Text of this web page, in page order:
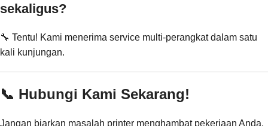
sekaligus?
🔧 Tentu! Kami menerima service multi-perangkat dalam satu
kali kunjungan.
📞 Hubungi Kami Sekarang!
Jangan biarkan masalah printer menghambat pekerjaan Anda.